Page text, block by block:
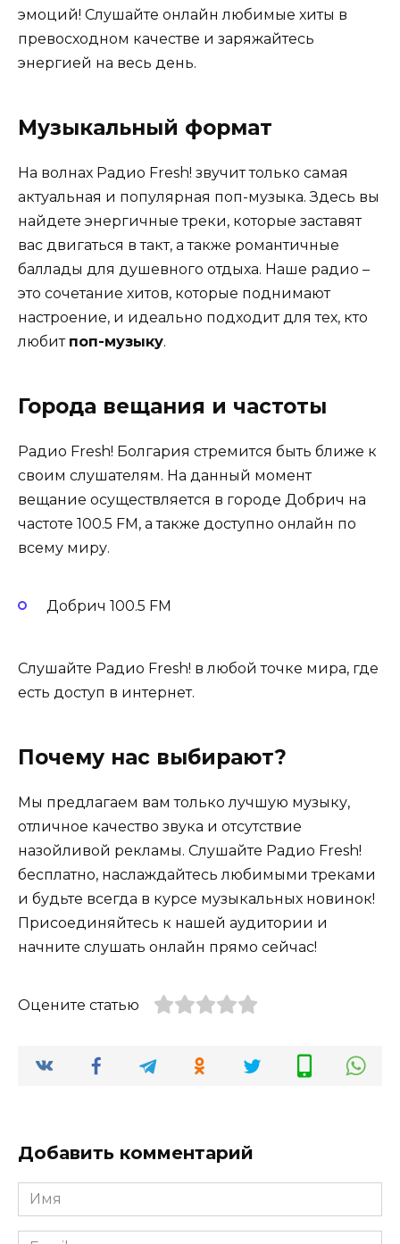
эмоций! Слушайте онлайн любимые хиты в
превосходном качестве и заряжайтесь
энергией на весь день.
Музыкальный формат
На волнах Радио Fresh! звучит только самая
актуальная и популярная поп-музыка. Здесь вы
найдете энергичные треки, которые заставят
вас двигаться в такт, а также романтичные
баллады для душевного отдыха. Наше радио –
это сочетание хитов, которые поднимают
настроение, и идеально подходит для тех, кто
любит поп-музыку.
Города вещания и частоты
Радио Fresh! Болгария стремится быть ближе к
своим слушателям. На данный момент
вещание осуществляется в городе Добрич на
частоте 100.5 FM, а также доступно онлайн по
всему миру.
Добрич 100.5 FM
Слушайте Радио Fresh! в любой точке мира, где
есть доступ в интернет.
Почему нас выбирают?
Мы предлагаем вам только лучшую музыку,
отличное качество звука и отсутствие
назойливой рекламы. Слушайте Радио Fresh!
бесплатно, наслаждайтесь любимыми треками
и будьте всегда в курсе музыкальных новинок!
Присоединяйтесь к нашей аудитории и
начните слушать онлайн прямо сейчас!
Оцените статью
Добавить комментарий
Имя
*
Email